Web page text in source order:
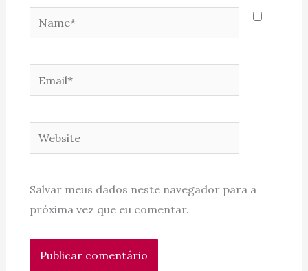
Name*
Email*
Website
Salvar meus dados neste navegador para a
próxima vez que eu comentar.